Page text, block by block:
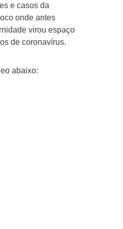
e casos da
onde antes
virou espaço
de coronavírus.
abaixo: